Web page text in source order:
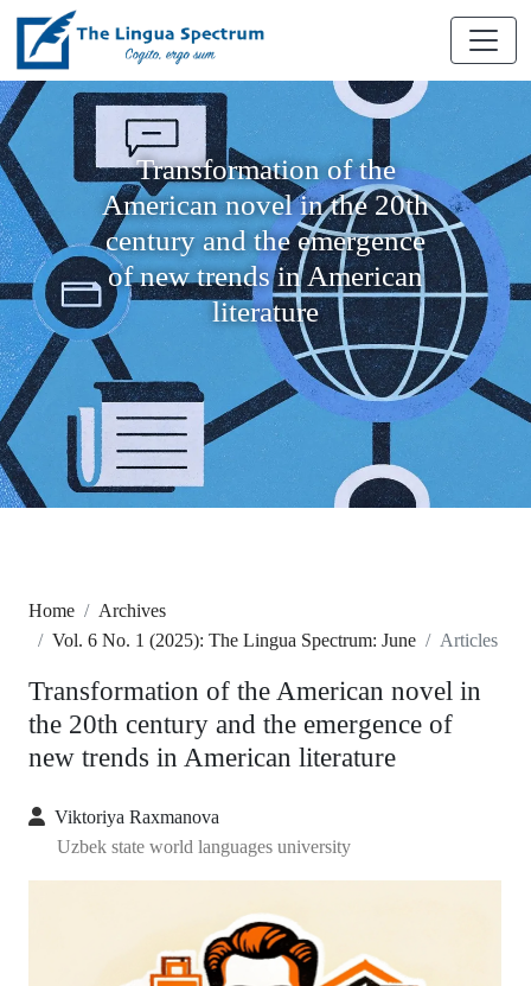
Transformation of the
American novel in the 20th
century and the emergence
of new trends in American
literature
Home
Archives
Vol. 6 No. 1 (2025): The Lingua Spectrum: June
Articles
Transformation of the American novel in
the 20th century and the emergence of
new trends in American literature
Viktoriya Raxmanova
Uzbek state world languages university